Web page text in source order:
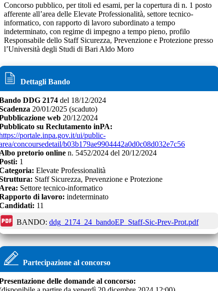
Concorso pubblico, per titoli ed esami, per la copertura di n. 1 posto
afferente all’area delle Elevate Professionalità, settore tecnico-
informatico, con rapporto di lavoro subordinato a tempo
indeterminato, con regime di impegno a tempo pieno, profilo
Responsabile dello Staff Sicurezza, Prevenzione e Protezione presso
l’Università degli Studi di Bari Aldo Moro
Dettagli Bando
DDG 2174 del 18/12/2024
20/01/2025 (scaduto)
web 20/12/2024
su Reclutamento inPA:
portale.inpa.gov.it/ui/public-
concoursedetail/b03b179ae9904442a0d0c08d032e7c56
pretorio online n. 5452/2024 del 20/12/2024
1
Elevate Professionalità
Staff Sicurezza, Prevenzione e Protezione
Settore tecnico-informatico
di lavoro: indeterminato
11
BANDO: ddg_2174_24_bandoEP_Staff-Sic-Prev-Prot.pdf
Partecipazione al concorso
delle domande al concorso: